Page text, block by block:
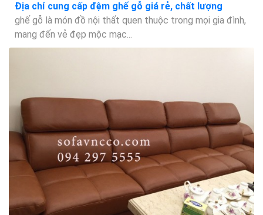
Địa chỉ cung cấp đệm ghế gỗ giá rẻ, chất lượng
ghế gỗ là món đồ nội thất quen thuộc trong mọi gia đình,
mang đến vẻ đẹp mộc mạc...